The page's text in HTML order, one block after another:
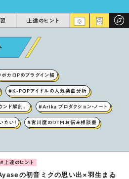
上達のヒント
カロPのプラグイン帳
#K-POPアイドルの人気楽曲分析
ンド解剖。 #Arika プロダクション・ノート
い！ #宮川麿のDTMお悩み相談室
#上達のヒント
の初音ミクの思い出×羽生まゐ